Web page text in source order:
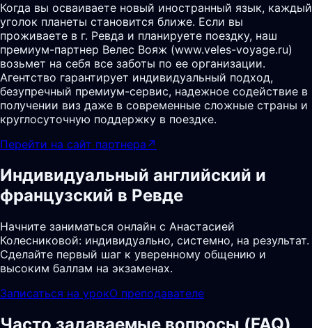
Когда вы осваиваете новый иностранный язык, каждый
уголок планеты становится ближе. Если вы
проживаете в г. Ревда и планируете поездку, наш
премиум-партнер Велес Вояж (www.veles-voyage.ru)
возьмет на себя все заботы по ее организации.
Агентство гарантирует индивидуальный подход,
безупречный премиум-сервис, надежное содействие в
получении виз даже в современные сложные страны и
круглосуточную поддержку в поездке.
Перейти на сайт партнера ↗
Индивидуальный английский и
французский в Ревде
Начните заниматься онлайн с Анастасией
Колесниковой: индивидуально, системно, на результат.
Сделайте первый шаг к уверенному общению и
высоким баллам на экзаменах.
Записаться на урокО преподавателе